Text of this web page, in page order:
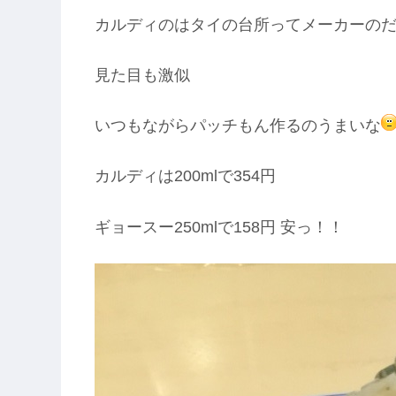
カルディのはタイの台所ってメーカーの
見た目も激似
いつもながらパッチもん作るのうまいな
カルディは200mlで354円
ギョースー250mlで158円 安っ！！